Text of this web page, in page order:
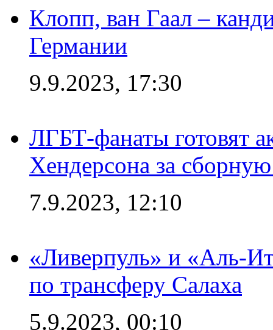
Клопп, ван Гаал –
Германии
9.9.2023, 17:30
ЛГБТ-фанаты готовят
Хендерсона за
7.9.2023, 12:10
«Ливерпуль» и «Аль-
по трансферу Салаха
5.9.2023, 00:10